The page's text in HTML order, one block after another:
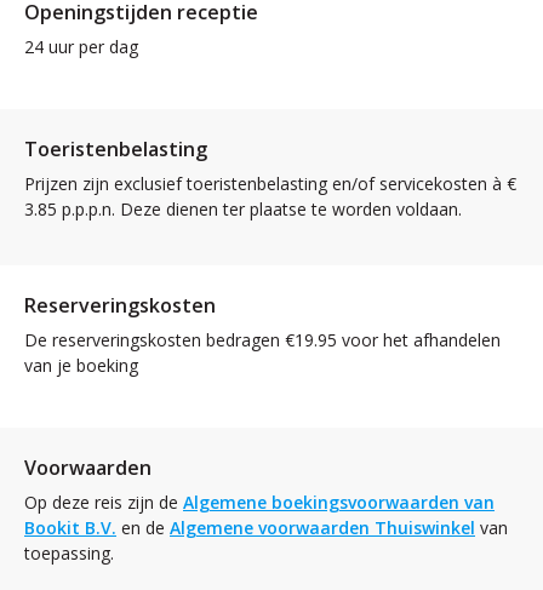
Openingstijden receptie
24 uur per dag
Toeristenbelasting
Prijzen zijn exclusief toeristenbelasting en/of servicekosten à €
3.85 p.p.p.n. Deze dienen ter plaatse te worden voldaan.
Reserveringskosten
De reserveringskosten bedragen €19.95 voor het afhandelen
van je boeking
Voorwaarden
Op deze reis zijn de Algemene boekingsvoorwaarden van
Bookit B.V. en de Algemene voorwaarden Thuiswinkel van
toepassing.